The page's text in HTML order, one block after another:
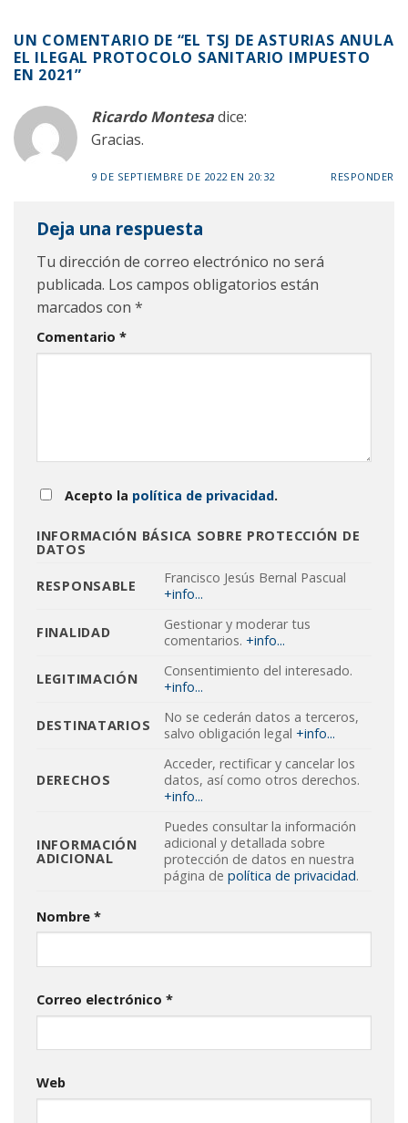
UN COMENTARIO DE “EL TSJ DE ASTURIAS ANULA
EL ILEGAL PROTOCOLO SANITARIO IMPUESTO
EN 2021”
Ricardo Montesadice:
Gracias.
9 DE SEPTIEMBRE DE 2022 EN 20:32 RESPONDER
Deja una respuesta
Tu dirección de correo electrónico no será
publicada. Los campos obligatorios están
marcados con *
Comentario *
Acepto la política de privacidad.
INFORMACIÓN BÁSICA SOBRE PROTECCIÓN DE
DATOS
RESPONSABLE
Francisco Jesús Bernal Pascual
+info...
FINALIDAD
Gestionar y moderar tus
comentarios. +info...
LEGITIMACIÓN
Consentimiento del interesado.
+info...
DESTINATARIOS
No se cederán datos a terceros,
salvo obligación legal +info...
DERECHOS
Acceder, rectificar y cancelar los
datos, así como otros derechos.
+info...
INFORMACIÓN
ADICIONAL
Puedes consultar la información
adicional y detallada sobre
protección de datos en nuestra
página depolítica de privacidad.
Nombre *
Correo electrónico *
Web